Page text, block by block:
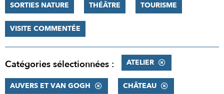
SORTIES NATURE THÉÂTRE TOURISME
VISITE COMMENTÉE
Catégories sélectionnées : ATELIER
AUVERS ET VAN GOGH CHÂTEAU